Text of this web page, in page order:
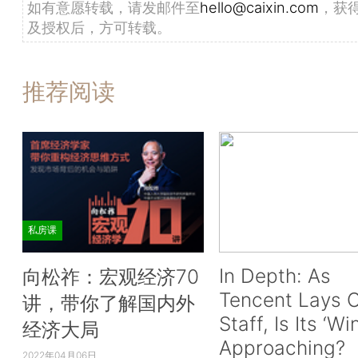
如有意愿转载，请发邮件至hello@caixin.com ，获
及授权后，方可转载。
推荐阅读
私房课
向松祚：宏观经济70
讲，带你了解国内外
经济大局
2022年04月06日
In Depth: As
Tencent Lays
Staff, Is Its
Approaching?